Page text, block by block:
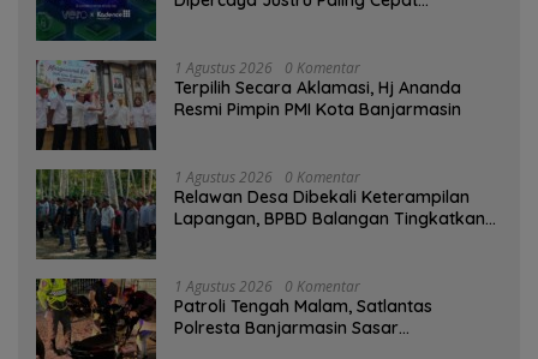
1 Agustus 2026 0 Komentar
‎Terpilih Secara Aklamasi, Hj Ananda
Resmi Pimpin PMI Kota Banjarmasin
1 Agustus 2026 0 Komentar
Relawan Desa Dibekali Keterampilan
Lapangan, BPBD Balangan Tingkatkan
1 Agustus 2026 0 Komentar
Patroli Tengah Malam, Satlantas
Polresta Banjarmasin Sasar